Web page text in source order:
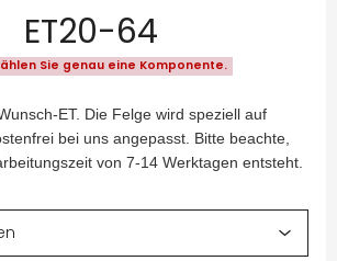
ET20-64
Sie genau eine Komponente.
ET. Die Felge wird speziell auf
bei uns angepasst. Bitte beachte,
von 7-14 Werktagen entsteht.